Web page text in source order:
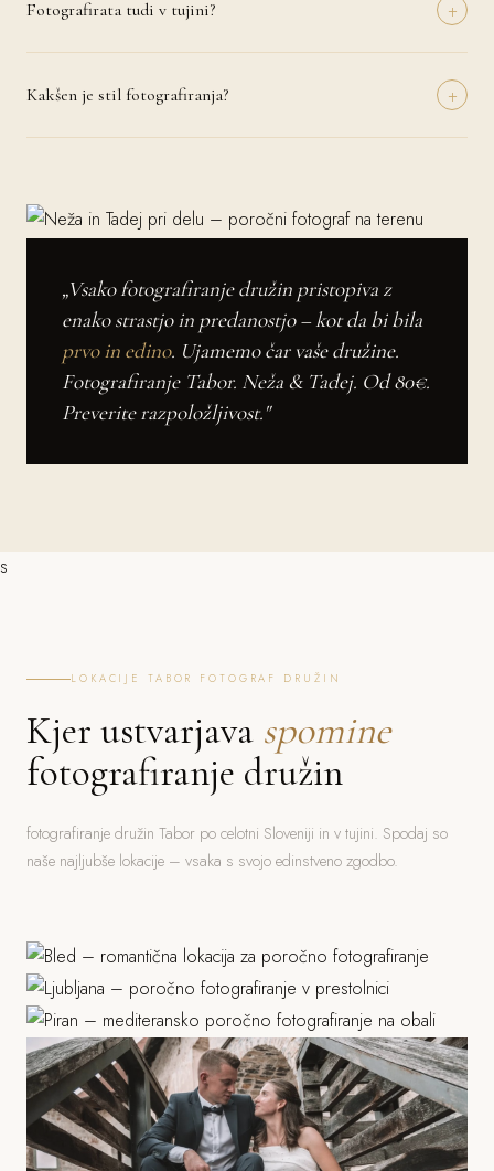
Podrobnosti dogovorimo individualno glede na vaše potrebe.
Fotografirata tudi v tujini? +
izkušnje z romantičnimi destinacijami kot so Toskana, Cinque Terre,
Kakšen je stil fotografiranja? +
Skupaj ustvarimo vaš edinstveni vizualni slog.
„Vsako fotografiranje družin pristopiva z
enako strastjo in predanostjo – kot da bi bila
prvo in edino. Ujamemo čar vaše družine.
Fotografiranje Tabor. Neža & Tadej. Od 80€.
Preverite razpoložljivost."
s
LOKACIJE TABOR FOTOGRAF DRUŽIN
Kjer ustvarjava spomine
fotografiranje družin
fotografiranje družin Tabor po celotni Sloveniji in v tujini. Spodaj so
naše najljubše lokacije – vsaka s svojo edinstveno zgodbo.
Grad, stara mesta, parki
Piran
Morje, mediteranska arhitektura